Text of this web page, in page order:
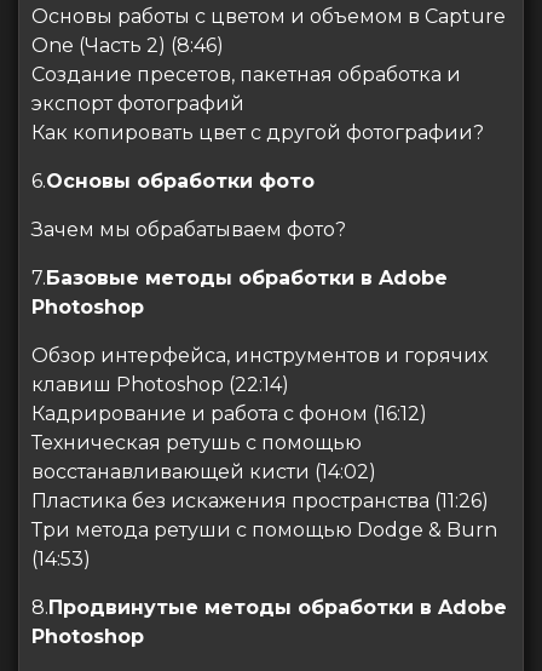
Основы работы с цветом и объемом в Capture
One (Часть 2) (8:46)
Создание пресетов, пакетная обработка и
экспорт фотографий
Как копировать цвет с другой фотографии?
6.Основы обработки фото
Зачем мы обрабатываем фото?
7.Базовые методы обработки в Adobe
Photoshop
Обзор интерфейса, инструментов и горячих
клавиш Photoshop (22:14)
Кадрирование и работа с фоном (16:12)
Техническая ретушь с помощью
восстанавливающей кисти (14:02)
Пластика без искажения пространства (11:26)
Три метода ретуши с помощью Dodge & Burn
(14:53)
8.Продвинутые методы обработки в Adobe
Photoshop